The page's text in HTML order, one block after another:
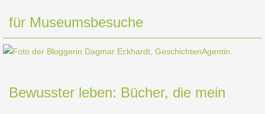
für Museumsbesuche
Bewusster leben: Bücher, die mein